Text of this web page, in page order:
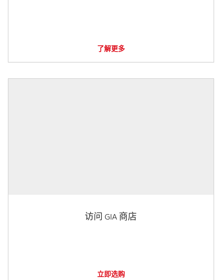
了解更多
访问 GIA 商店
立即选购